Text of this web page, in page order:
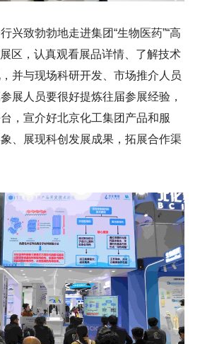
兴致勃勃地走进集团“生物医药”“高
展区，认真观看展品详情、了解技术
并与现场科研开发、市场推介人员
展人员要很好提炼往届参展经验，
，宣介好北京化工集团产品和服
、展现科创发展成果，拓展合作渠